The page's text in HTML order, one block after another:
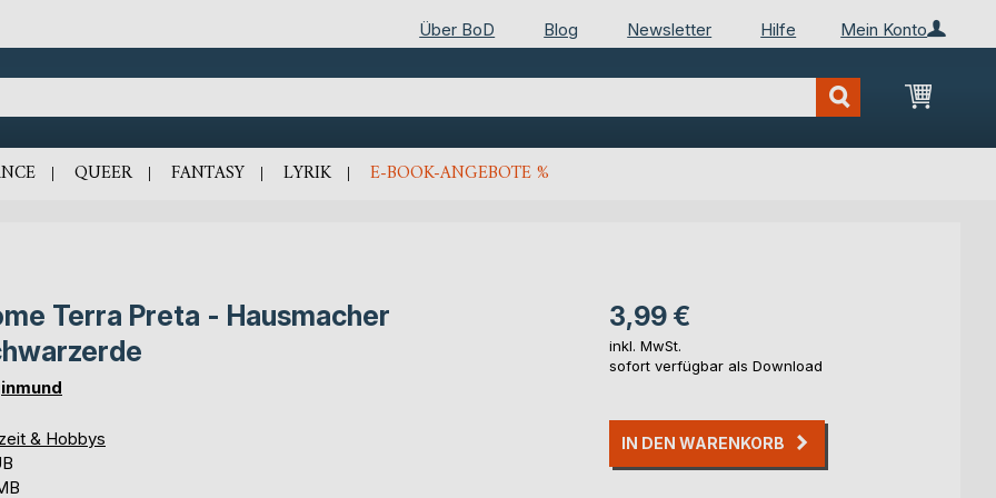
Mein Konto
Über BoD Blog Newsletter Hilfe
Mein
QUEER FANTASY LYRIK E-BOOK-ANGEBOTE %
Terra Preta - Hausmacher
& Hobbys
3,99 €
inkl. MwSt.
sofort verfügbar als Download
IN DEN WARENKORB